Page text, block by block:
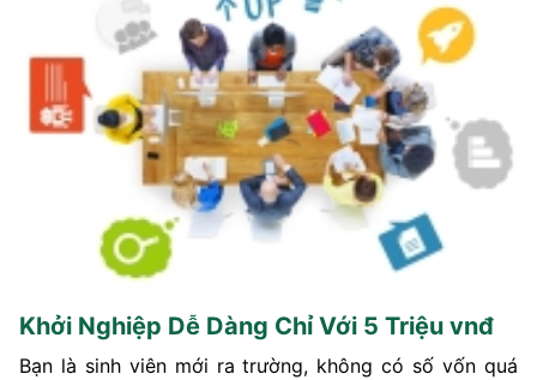
Khởi Nghiệp Dễ Dàng Chỉ Với 5 Triệu vnđ
Bạn là sinh viên mới ra trường, không có số vốn quá